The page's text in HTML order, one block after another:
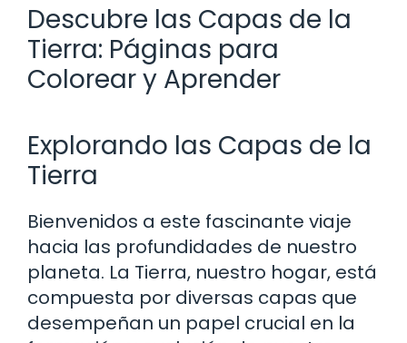
Descubre las Capas de la
Tierra: Páginas para
Colorear y Aprender
Explorando las Capas de la
Tierra
Bienvenidos a este fascinante viaje
hacia las profundidades de nuestro
planeta. La Tierra, nuestro hogar, está
compuesta por diversas capas que
desempeñan un papel crucial en la